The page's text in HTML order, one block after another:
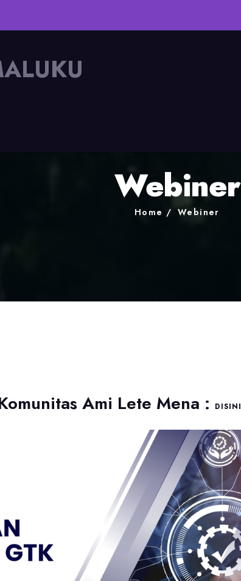
Webiner
Home Webiner
Ami Lete Mena : DISINI